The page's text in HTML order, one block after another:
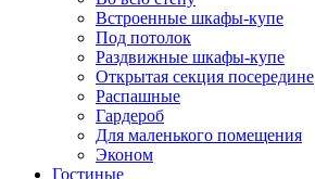
Встроенные шкафы-купе
Под потолок
Раздвижные шкафы-купе
Открытая секция посередине
Распашные
Гардероб
Для маленького помещения
Эконом
Гостиные